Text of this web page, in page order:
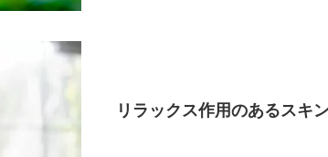
リラックス作用のあるスキ